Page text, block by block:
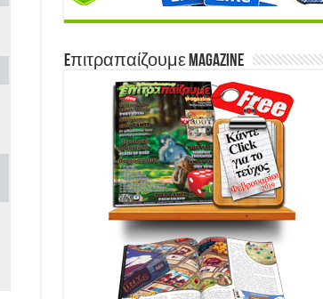
Eπιτραπαίζουμε Magazine